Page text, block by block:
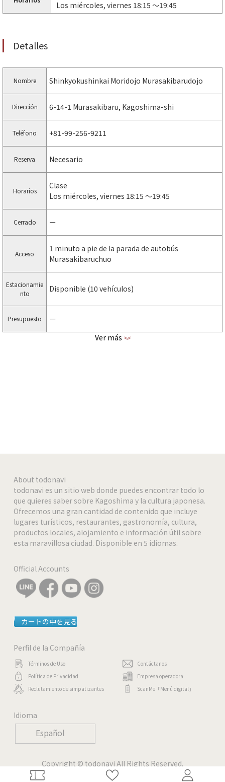
Español
Los miércoles, viernes 18:15 ～19:45
Detalles
Nombre Shinkyokushinkai Moridojo Murasakibarudojo
Dirección 6-14-1 Murasakibaru, Kagoshima-shi
Teléfono +81-99-256-9211
Reserva Necesario
Horarios
Clase
Los miércoles, viernes 18:15 ～19:45
Cerrado ー
Acceso
1 minuto a pie de la parada de autobús
Murasakibaruchuo
Estacionamie
nto
Disponible (10 vehículos)
Presupuesto ー
Ver más 《
About todonavi
todonavi es un sitio web donde puedes encontrar todo lo
que quieres saber sobre Kagoshima y la cultura japonesa.
Ofrecemos una gran cantidad de contenido que incluye
lugares turísticos, restaurantes, gastronomía, cultura,
productos locales, alojamiento e información útil sobre
esta maravillosa ciudad. Disponible en 5 idiomas.
Official Accounts
カートの中を見る
Perfil de la Compañía
Términos de Uso
Política de Privacidad
Reclutamiento de simpatizantes
Contáctanos
Empresa operadora
ScanMe「Menú digital」
Idioma
Copyright © todonavi All Rights Reserved.